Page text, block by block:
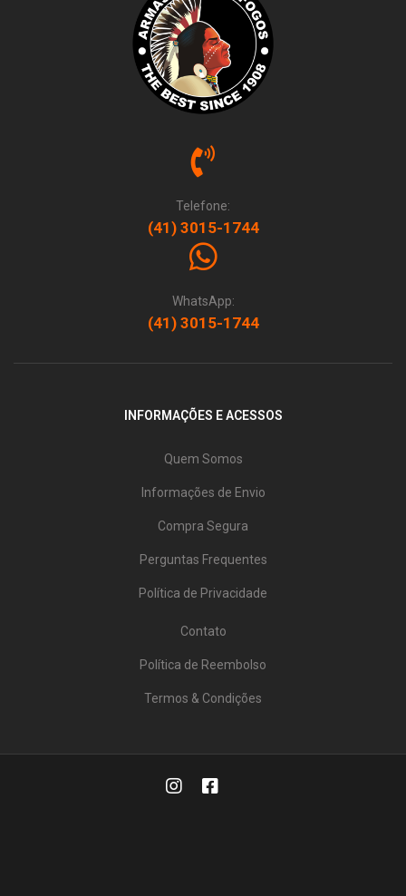
Telefone:
(41) 3015-1744
WhatsApp:
(41) 3015-1744
INFORMAÇÕES E ACESSOS
Quem Somos
Informações de Envio
Compra Segura
Perguntas Frequentes
Política de Privacidade
Contato
Política de Reembolso
Termos & Condições